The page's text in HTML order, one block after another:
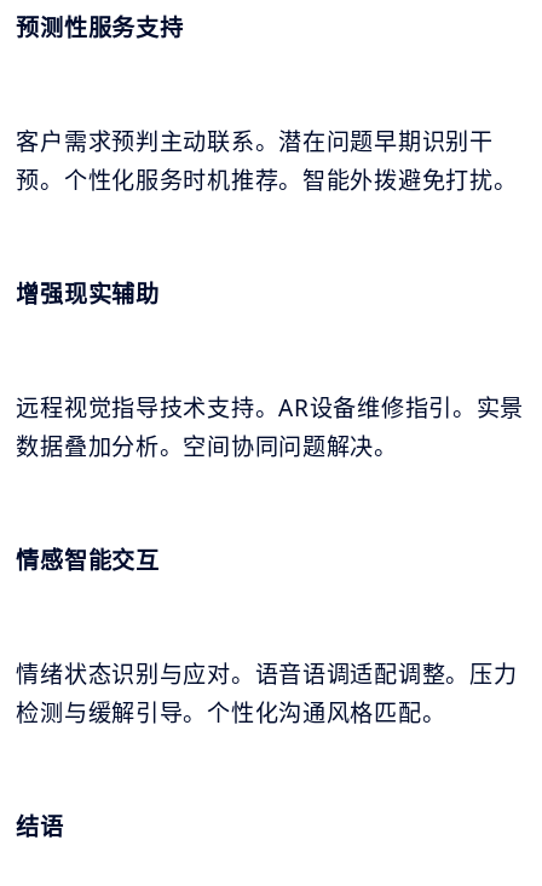
预测性服务支持
客户需求预判主动联系。潜在问题早期识别干
预。个性化服务时机推荐。智能外拨避免打扰。
增强现实辅助
远程视觉指导技术支持。AR设备维修指引。实景
数据叠加分析。空间协同问题解决。
情感智能交互
情绪状态识别与应对。语音语调适配调整。压力
检测与缓解引导。个性化沟通风格匹配。
结语